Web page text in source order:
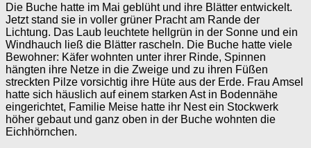
Die Buche hatte im Mai geblüht und ihre Blätter entwickelt.
Jetzt stand sie in voller grüner Pracht am Rande der
Lichtung. Das Laub leuchtete hellgrün in der Sonne und ein
Windhauch ließ die Blätter rascheln. Die Buche hatte viele
Bewohner: Käfer wohnten unter ihrer Rinde, Spinnen
hängten ihre Netze in die Zweige und zu ihren Füßen
streckten Pilze vorsichtig ihre Hüte aus der Erde. Frau Amsel
hatte sich häuslich auf einem starken Ast in Bodennähe
eingerichtet, Familie Meise hatte ihr Nest ein Stockwerk
höher gebaut und ganz oben in der Buche wohnten die
Eichhörnchen.